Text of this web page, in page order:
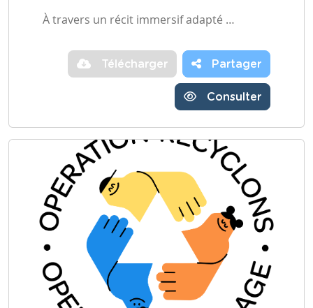
À travers un récit immersif adapté …
Télécharger Partager
Consulter